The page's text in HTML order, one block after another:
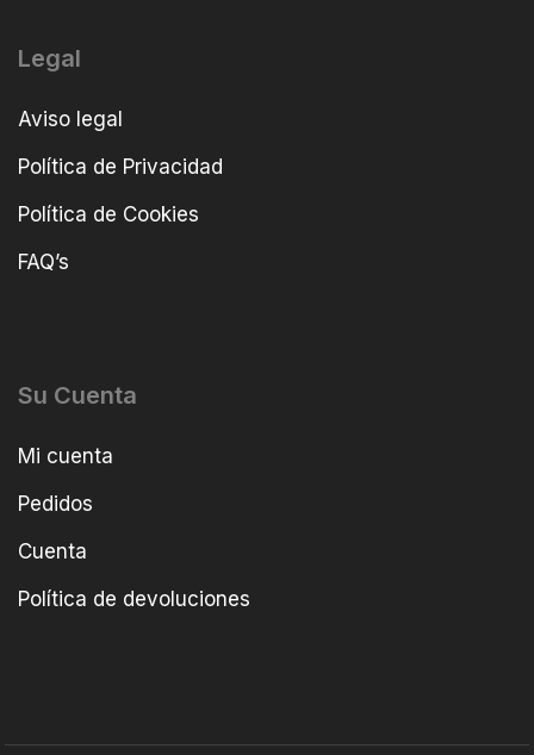
Legal
Aviso legal
Política de Privacidad
Política de Cookies
FAQ’s
Su Cuenta
Mi cuenta
Pedidos
Cuenta
Política de devoluciones